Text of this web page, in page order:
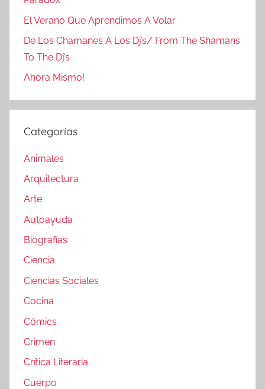
El Verano Que Aprendimos A Volar
De Los Chamanes A Los Dj’s/ From The Shamans
To The Dj’s
Ahora Mismo!
Categorías
Animales
Arquitectura
Arte
Autoayuda
Biografias
Ciencia
Ciencias Sociales
Cocina
Cómics
Crimen
Crítica Literaria
Cuerpo